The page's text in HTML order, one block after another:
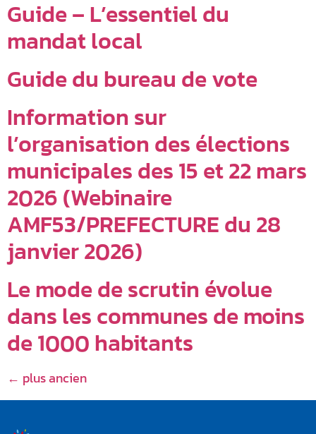
Guide – L’essentiel du
mandat local
Guide du bureau de vote
Information sur
l’organisation des élections
municipales des 15 et 22 mars
2026 (Webinaire
AMF53/PREFECTURE du 28
janvier 2026)
Le mode de scrutin évolue
dans les communes de moins
de 1000 habitants
← plus ancien